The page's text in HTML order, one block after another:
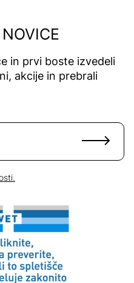
in prvi boste izvedeli
akcije in prebrali